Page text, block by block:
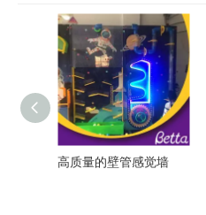
高质量的壁管感觉墙